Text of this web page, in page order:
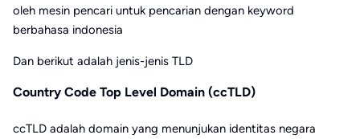
oleh mesin pencari untuk pencarian dengan keyword
berbahasa indonesia
Dan berikut adalah jenis-jenis TLD
Country Code Top Level Domain (ccTLD)
ccTLD adalah domain yang menunjukan identitas negara